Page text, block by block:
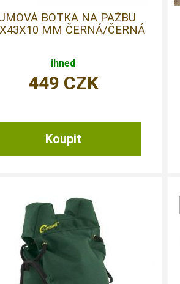
BOTKA NA PAŽBU
MM ČERNÁ/ČERNÁ
ihned
449 CZK